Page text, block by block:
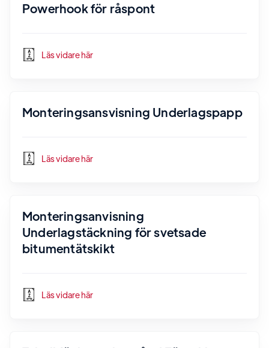
Powerhook för råspont
Läs vidare här
Monteringsansvisning Underlagspapp
Läs vidare här
Monteringsanvisning
Underlagstäckning för svetsade
bitumentätskikt
Läs vidare här